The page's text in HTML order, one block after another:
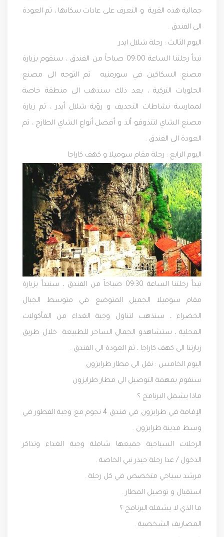
جمالية هذه القرية و التعرف على عادات سكانها ، ثم العودة
الى الفندق .
اليوم الثالث : رحلة شلال ايدر
تبدأ رحلتنا الساعة 09:00 صباحاً من الفندق ، سنقوم بزيارة
مصنع السكاكين في سورمنيه ثم التوجه الى مصنع
الحلويات التركية ، بعد ذلك سنذهب الى منطقة خاصة
لممارسة نشاطات التجديف و رؤية شلال أيدر ، ثم زيارة
مصنع الشاي لتتذوقو ألذ و أفضل أنواع الشاي الطازج ، ثم
العودة الى الفندق .
اليوم الرابع : رحلة مقام سوميلا و كهف كاراجا
تبدأ رحلتنا الساعة 09:30 صباحاً من الفندق ، سنبدأ بزيارة
مقام سوميلا الجميل المتوضع في متوسط الجبال
الخضراء ، سنذهب لتناول وجبة الغداء من المأكولات
المحلية ، ستشاهدو الجمال الساحر للطبيعة خلال طريق
زيارتنا الى كهف كاراجا ، ثم العودة الى الفندق .
اليوم الخامس : نقل الى مطار طرابزون
سنقوم بمهمة التوصيل الى مطار طرابزون
ماذا يشمل البرنامج ؟
الإقامة في طرابزون في فندق 4 نجوم مع وجبة الفطور في
وسط مدينة طرابزون .
الرحلات السياحية جميعها شاملة وجبة الغداء وتذاكر
الدخول / عدا رحلة حيدر نبي الخاصة .
مرشد سياحي متخصص في كل رحلة .
استقبال و توصيل المطار .
ما الذي لا يشمله البرنامج ؟
المصاريف الشخصية .